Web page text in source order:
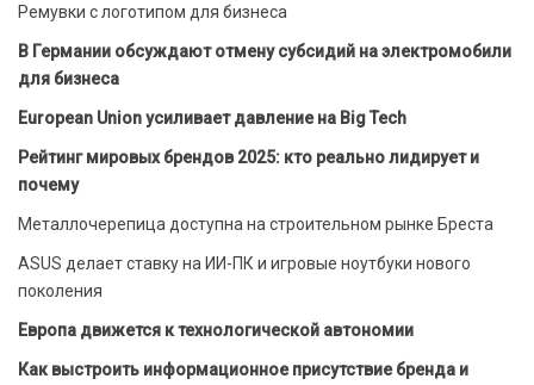
Ремувки с логотипом для бизнеса
В Германии обсуждают отмену субсидий на электромобили
для бизнеса
European Union усиливает давление на Big Tech
Рейтинг мировых брендов 2025: кто реально лидирует и
почему
Металлочерепица доступна на строительном рынке Бреста
ASUS делает ставку на ИИ-ПК и игровые ноутбуки нового
поколения
Европа движется к технологической автономии
Как выстроить информационное присутствие бренда и